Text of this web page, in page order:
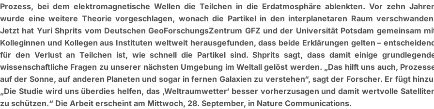
Prozess, bei dem elektromagnetische Wellen die Teilchen in die Erdatmosphäre ablenkten. Vor zehn
wurde eine weitere Theorie vorgeschlagen, wonach die Partikel in den interplanetaren Raum
Jetzt hat Yuri Shprits vom Deutschen GeoForschungsZentrum GFZ und der Universität Potsdam gemeinsam
Kolleginnen und Kollegen aus Instituten weltweit herausgefunden, dass beide Erklärungen gelten –
für den Verlust an Teilchen ist, wie schnell die Partikel sind. Shprits sagt, dass damit einige
wissenschaftliche Fragen zu unserer nächsten Umgebung im Weltall gelöst werden. „Das hilft uns auch,
auf der Sonne, auf anderen Planeten und sogar in fernen Galaxien zu verstehen“, sagt der Forscher. Er fügt
„Die Studie wird uns überdies helfen, das ‚Weltraumwetter‘ besser vorherzusagen und damit wertvolle
zu schützen.“ Die Arbeit erscheint am Mittwoch, 28. September, in Nature Communications.